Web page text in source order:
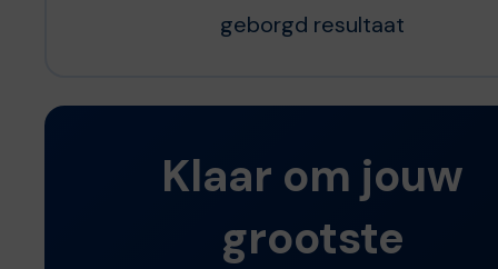
geborgd resultaat
Klaar om jouw
grootste